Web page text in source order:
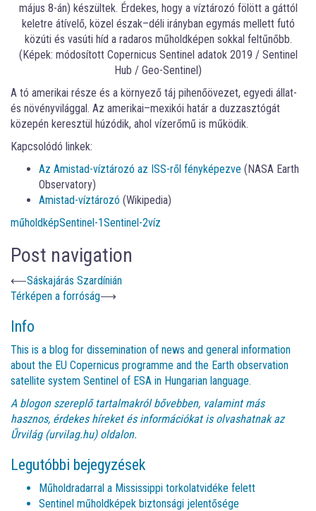
május 8-án) készültek. Érdekes, hogy a víztározó fölött a gáttól
keletre átívelő, közel észak–déli irányban egymás mellett futó
közúti és vasúti híd a radaros műholdképen sokkal feltűnőbb.
(Képek: módosított Copernicus Sentinel adatok 2019 / Sentinel
Hub / Geo-Sentinel)
A tó amerikai része és a környező táj pihenőövezet, egyedi állat-
és növényvilággal. Az amerikai–mexikói határ a duzzasztógát
közepén keresztül húzódik, ahol vízerőmű is működik.
Kapcsolódó linkek:
Az Amistad-víztározó az ISS-ről fényképezve (NASA Earth
Observatory)
Amistad-víztározó (Wikipedia)
műholdképSentinel-1Sentinel-2víz
Post navigation
⟵Sáskajárás Szardínián
Térképen a forróság⟶
Info
This is a blog for dissemination of news and general information
about the EU Copernicus programme and the Earth observation
satellite system Sentinel of ESA in Hungarian language.
A blogon szereplő tartalmakról bővebben, valamint más
hasznos, érdekes híreket és információkat is olvashatnak az
Űrvilág (urvilag.hu)oldalon.
Legutóbbi bejegyzések
Műholdradarral a Mississippi torkolatvidéke felett
Sentinel műholdképek biztonsági jelentősége